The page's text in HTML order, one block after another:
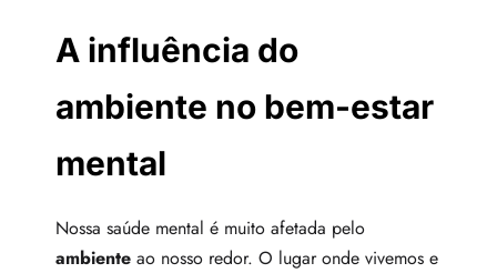
A influência do
ambiente no bem-estar
mental
Nossa saúde mental é muito afetada pelo
ambiente ao nosso redor. O lugar onde vivemos e